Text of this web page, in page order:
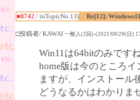
■8742 / inTopicNo.13) Re[12]:
□投稿者/ KAWAI 一般人(2回)-(2021/08/29(日)
Win11は64bitのみです
home版は今のところ
ますが、インストール
どうなるかはわかりま